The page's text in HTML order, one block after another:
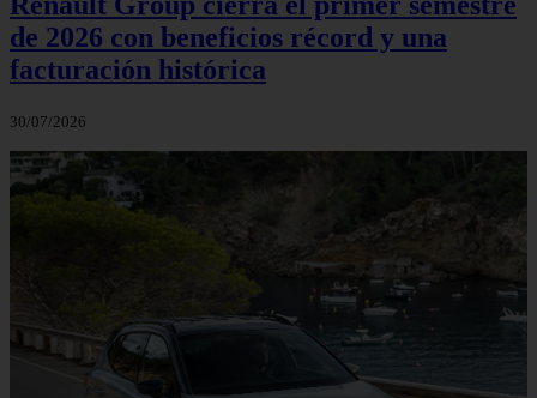
de 2026 con beneficios récord y una
facturación histórica
30/07/2026